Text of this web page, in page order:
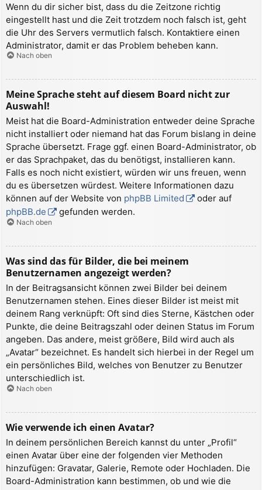
Wenn du dir sicher bist, dass du die Zeitzone richtig
eingestellt hast und die Zeit trotzdem noch falsch ist, geht
die Uhr des Servers vermutlich falsch. Kontaktiere einen
Administrator, damit er das Problem beheben kann.
Nach oben
Meine Sprache steht auf diesem Board nicht zur
Auswahl!
Meist hat die Board-Administration entweder deine Sprache
nicht installiert oder niemand hat das Forum bislang in deine
Sprache übersetzt. Frage ggf. einen Board-Administrator, ob
er das Sprachpaket, das du benötigst, installieren kann.
Falls es noch nicht existiert, würden wir uns freuen, wenn
du es übersetzen würdest. Weitere Informationen dazu
können auf der Website von phpBB Limited
oder auf
phpBB.de
gefunden werden.
Nach oben
Was sind das für Bilder, die bei meinem
Benutzernamen angezeigt werden?
In der Beitragsansicht können zwei Bilder bei deinem
Benutzernamen stehen. Eines dieser Bilder ist meist mit
deinem Rang verknüpft: Oft sind dies Sterne, Kästchen oder
Punkte, die deine Beitragszahl oder deinen Status im Forum
angeben. Das andere, meist größere, Bild wird auch als
„Avatar“ bezeichnet. Es handelt sich hierbei in der Regel um
ein persönliches Bild, welches von Benutzer zu Benutzer
unterschiedlich ist.
Nach oben
Wie verwende ich einen Avatar?
In deinem persönlichen Bereich kannst du unter „Profil“
einen Avatar über eine der folgenden vier Methoden
hinzufügen: Gravatar, Galerie, Remote oder Hochladen. Die
Board-Administration kann bestimmen, ob und wie die